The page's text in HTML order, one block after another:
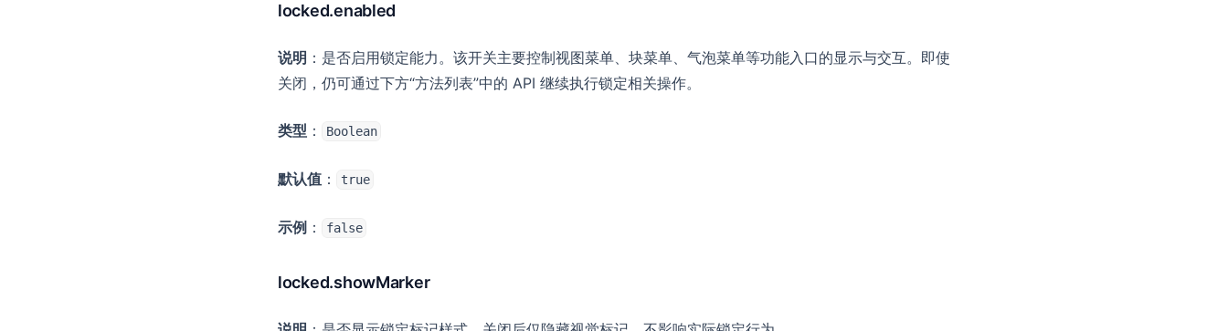
locked.enabled
说明 ：是否启用锁定能力。该开关主要控制视图菜单、块菜单、气泡菜单等功能入口的显示与交互。即使
关闭，仍可通过下方“方法列表”中的 API 继续执行锁定相关操作。
类型 ： Boolean
默认值 ： true
示例 ： false
locked.showMarker